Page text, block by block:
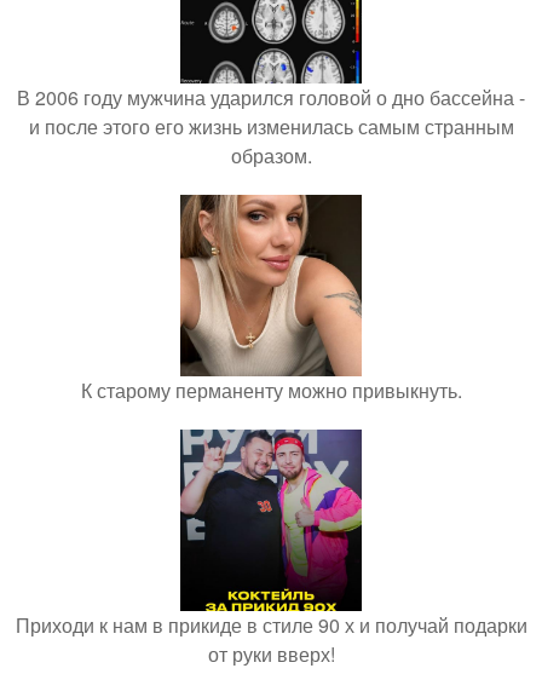
В 2006 году мужчина ударился головой о дно бассейна -
и после этого его жизнь изменилась самым странным
образом.
К старому перманенту можно привыкнуть.
Приходи к нам в прикиде в стиле 90 х и получай подарки
от руки вверх!